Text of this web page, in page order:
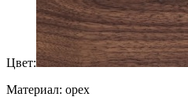
Цвет:
Материал: орех